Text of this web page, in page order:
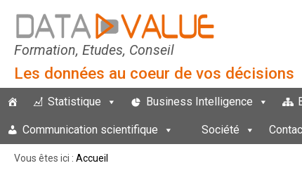
Formation, Etudes, Conseil
Les données au coeur de vos décisions
Statistique Business Intelligence
Communication scientifique Société
Vous êtes ici : Accueil